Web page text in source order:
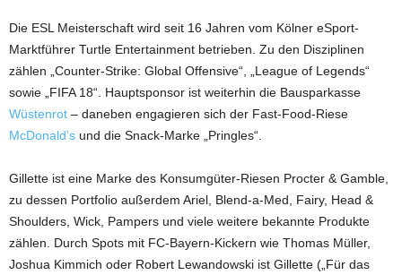
Die ESL Meisterschaft wird seit 16 Jahren vom Kölner eSport-
Marktführer Turtle Entertainment betrieben. Zu den Disziplinen
zählen „Counter-Strike: Global Offensive“, „League of Legends“
sowie „FIFA 18“. Hauptsponsor ist weiterhin die Bausparkasse
Wüstenrot – daneben engagieren sich der Fast-Food-Riese
McDonald’s und die Snack-Marke „Pringles“.
Gillette ist eine Marke des Konsumgüter-Riesen Procter & Gamble,
zu dessen Portfolio außerdem Ariel, Blend-a-Med, Fairy, Head &
Shoulders, Wick, Pampers und viele weitere bekannte Produkte
zählen. Durch Spots mit FC-Bayern-Kickern wie Thomas Müller,
Joshua Kimmich oder Robert Lewandowski ist Gillette („Für das